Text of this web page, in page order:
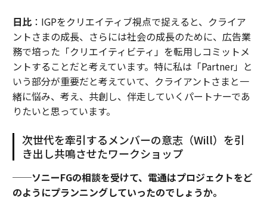
日比：IGPをクリエイティブ視点で捉えると、クライア
ントさまの成長、さらには社会の成長のために、広告業
務で培った「クリエイティビティ」を転用しコミットメ
ントすることだと考えています。特に私は「Partner」と
いう部分が重要だと考えていて、クライアントさまと一
緒に悩み、考え、共創し、伴走していくパートナーであ
りたいと思っています。
次世代を牽引するメンバーの意志（Will）を引
き出し共鳴させたワークショップ
──ソニーFGの相談を受けて、電通はプロジェクトをど
のようにプランニングしていったのでしょうか。